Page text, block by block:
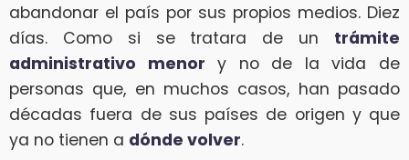
abandonar el país por sus propios medios. Diez
días. Como si se tratara de un trámite
administrativo menor y no de la vida de
personas que, en muchos casos, han pasado
décadas fuera de sus países de origen y que
ya no tienen a dónde volver.